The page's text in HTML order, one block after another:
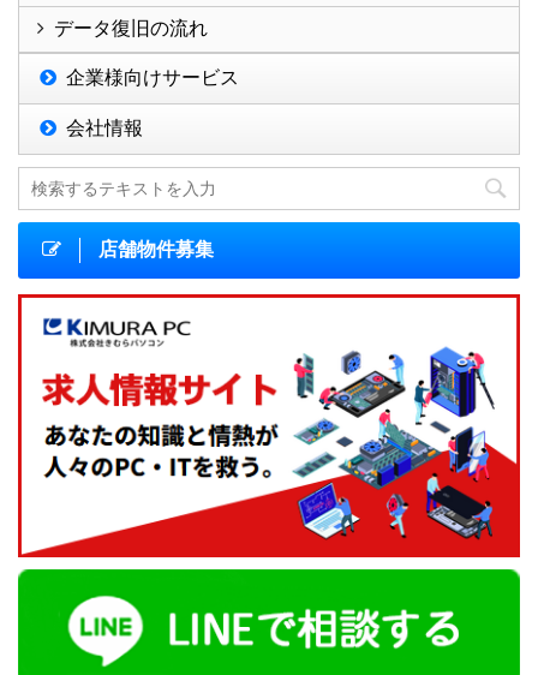
データ復旧の流れ
企業様向けサービス
会社情報
店舗物件募集